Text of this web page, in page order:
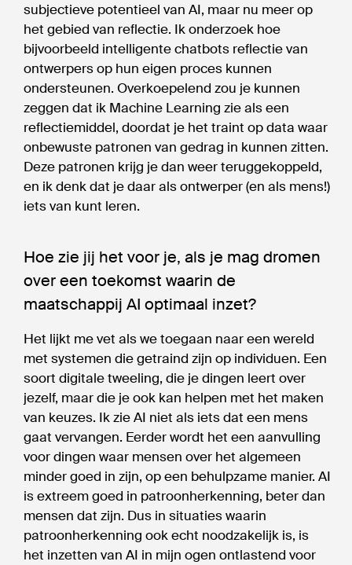
subjectieve potentieel van AI, maar nu meer op
het gebied van reflectie. Ik onderzoek hoe
bijvoorbeeld intelligente chatbots reflectie van
ontwerpers op hun eigen proces kunnen
ondersteunen. Overkoepelend zou je kunnen
zeggen dat ik Machine Learning zie als een
reflectiemiddel, doordat je het traint op data waar
onbewuste patronen van gedrag in kunnen zitten.
Deze patronen krijg je dan weer teruggekoppeld,
en ik denk dat je daar als ontwerper (en als mens!)
iets van kunt leren.
Hoe zie jij het voor je, als je mag dromen
over een toekomst waarin de
maatschappij AI optimaal inzet?
Het lijkt me vet als we toegaan naar een wereld
met systemen die getraind zijn op individuen. Een
soort digitale tweeling, die je dingen leert over
jezelf, maar die je ook kan helpen met het maken
van keuzes. Ik zie AI niet als iets dat een mens
gaat vervangen. Eerder wordt het een aanvulling
voor dingen waar mensen over het algemeen
minder goed in zijn, op een behulpzame manier. AI
is extreem goed in patroonherkenning, beter dan
mensen dat zijn. Dus in situaties waarin
patroonherkenning ook echt noodzakelijk is, is
het inzetten van AI in mijn ogen ontlastend voor